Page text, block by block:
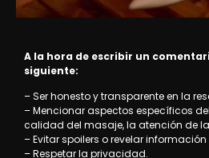
A la hora de escribir un
siguiente:
– Ser honesto y transparente en la
– Mencionar aspectos específicos
calidad del masaje, la atención de
– Evitar spoilers o revelar
– Respetar la privacidad.